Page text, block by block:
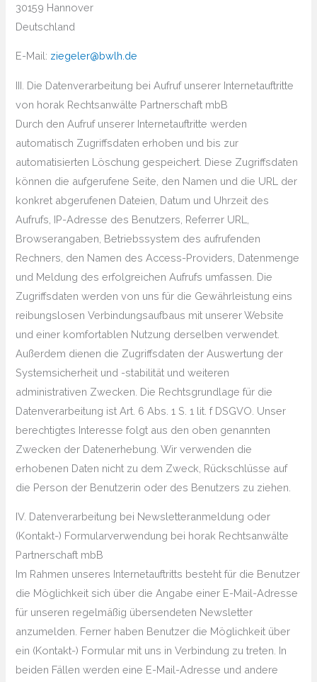
30159 Hannover
Deutschland
E-Mail: ziegeler@bwlh.de
III. Die Datenverarbeitung bei Aufruf unserer Internetauftritte
von horak Rechtsanwälte Partnerschaft mbB
Durch den Aufruf unserer Internetauftritte werden
automatisch Zugriffsdaten erhoben und bis zur
automatisierten Löschung gespeichert. Diese Zugriffsdaten
können die aufgerufene Seite, den Namen und die URL der
konkret abgerufenen Dateien, Datum und Uhrzeit des
Aufrufs, IP-Adresse des Benutzers, Referrer URL,
Browserangaben, Betriebssystem des aufrufenden
Rechners, den Namen des Access-Providers, Datenmenge
und Meldung des erfolgreichen Aufrufs umfassen. Die
Zugriffsdaten werden von uns für die Gewährleistung eins
reibungslosen Verbindungsaufbaus mit unserer Website
und einer komfortablen Nutzung derselben verwendet.
Außerdem dienen die Zugriffsdaten der Auswertung der
Systemsicherheit und -stabilität und weiteren
administrativen Zwecken. Die Rechtsgrundlage für die
Datenverarbeitung ist Art. 6 Abs. 1 S. 1 lit. f DSGVO. Unser
berechtigtes Interesse folgt aus den oben genannten
Zwecken der Datenerhebung. Wir verwenden die
erhobenen Daten nicht zu dem Zweck, Rückschlüsse auf
die Person der Benutzerin oder des Benutzers zu ziehen.
IV. Datenverarbeitung bei Newsletteranmeldung oder
(Kontakt-) Formularverwendung bei horak Rechtsanwälte
Partnerschaft mbB
Im Rahmen unseres Internetauftritts besteht für die Benutzer
die Möglichkeit sich über die Angabe einer E-Mail-Adresse
für unseren regelmäßig übersendeten Newsletter
anzumelden. Ferner haben Benutzer die Möglichkeit über
ein (Kontakt-) Formular mit uns in Verbindung zu treten. In
beiden Fällen werden eine E-Mail-Adresse und andere